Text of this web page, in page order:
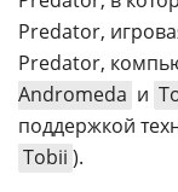
Predator,
Predator,
Andromeda и
поддержкой
Tobii ).